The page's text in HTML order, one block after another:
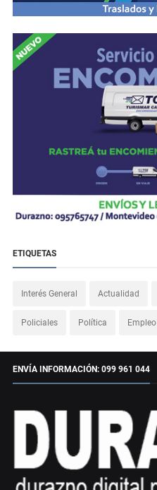
ETIQUETAS
Interés General Actualidad
Policiales Política Empleo
ENVÍA INFORMACIÓN: 099 961 044